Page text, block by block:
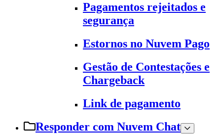
Pagamentos rejeitados e
segurança
Estornos no Nuvem Pago
Gestão de Contestações e
Chargeback
Link de pagamento
Responder com Nuvem Chat